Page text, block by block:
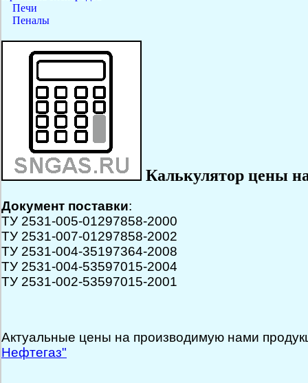
Печи
Пеналы
Калькулятор цены
Документ поставки:
ТУ 2531-005-01297858-2000
ТУ 2531-007-01297858-2002
ТУ 2531-004-35197364-2008
ТУ 2531-004-53597015-2004
ТУ 2531-002-53597015-2001
Актуальные цены на производимую нами
Нефтегаз"